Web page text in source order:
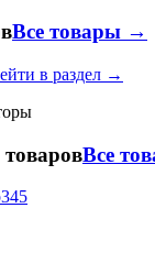
Все товары →
в раздел →
товаровВсе
345